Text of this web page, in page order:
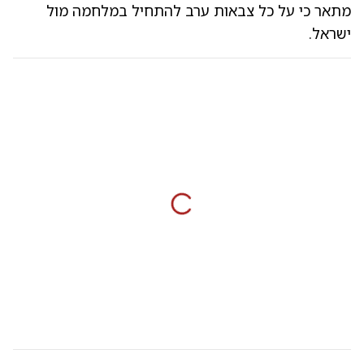
מתאר כי על כל צבאות ערב להתחיל במלחמה מול
ישראל.